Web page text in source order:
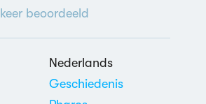
keer beoordeeld
Nederlands
Geschiedenis